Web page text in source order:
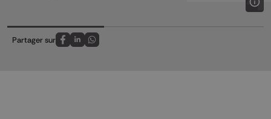
Partager sur
Partagez sur FaceBook
Partagez sur LinkedIn
Partagez sur Whatsapp